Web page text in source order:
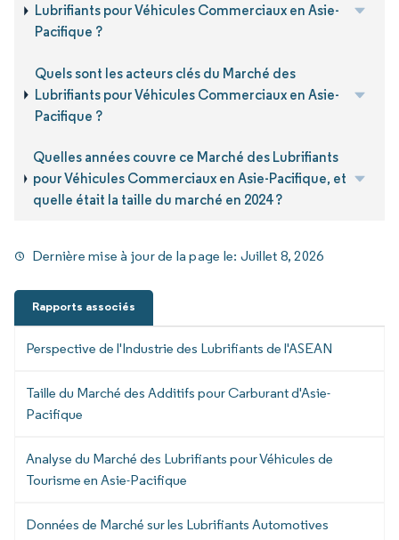
Lubrifiants pour Véhicules Commerciaux en Asie-
Pacifique ?
Quels sont les acteurs clés du Marché des
Lubrifiants pour Véhicules Commerciaux en Asie-
Pacifique ?
Quelles années couvre ce Marché des Lubrifiants
pour Véhicules Commerciaux en Asie-Pacifique, et
quelle était la taille du marché en 2024 ?
Dernière mise à jour de la page le: Juillet 8, 2026
Rapports associés
Perspective de l'Industrie des Lubrifiants de l'ASEAN
Taille du Marché des Additifs pour Carburant d'Asie-
Pacifique
Analyse du Marché des Lubrifiants pour Véhicules de
Tourisme en Asie-Pacifique
Données de Marché sur les Lubrifiants Automotives